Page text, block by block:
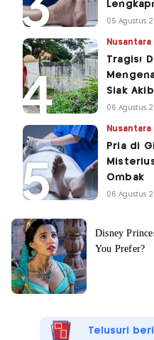
05 Agustus
Nusantara
Tragis!
Siak
06 Agustus
Nusantara
Pria di
Ombak
06 Agustus
Telusuri